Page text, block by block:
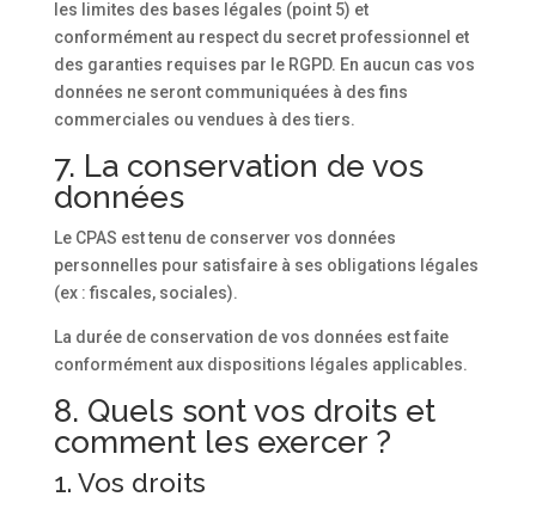
les limites des bases légales (point 5) et
conformément au respect du secret professionnel et
des garanties requises par le RGPD. En aucun cas vos
données ne seront communiquées à des fins
commerciales ou vendues à des tiers.
7. La conservation de vos
données
Le CPAS est tenu de conserver vos données
personnelles pour satisfaire à ses obligations légales
(ex : fiscales, sociales).
La durée de conservation de vos données est faite
conformément aux dispositions légales applicables.
8. Quels sont vos droits et
comment les exercer ?
1. Vos droits